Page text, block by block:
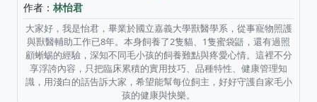
作者： 林怡君
大家好，我是怡君，畢業於國立嘉義大學獸醫學系，從事寵物照護
與獸醫輔助工作已8年。本身飼養了2隻貓、1隻蜜袋鼯，還有過照
顧蜥蜴的經驗，深知不同毛小孩的飼養難點與疼愛心情。這裡不分
享浮誇內容，只把臨床累積的實用技巧、品種特性、健康管理知
識，用淺白的話告訴大家，希望能幫每位飼主，好好守護自家毛小
孩的健康與快樂。